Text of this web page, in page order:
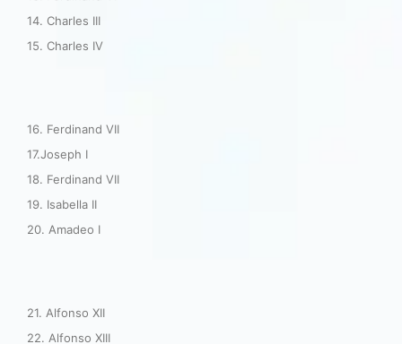
14. Charles III
15. Charles IV
16. Ferdinand VII
17.Joseph I
18. Ferdinand VII
19. Isabella II
20. Amadeo I
21. Alfonso XII
22. Alfonso XIII